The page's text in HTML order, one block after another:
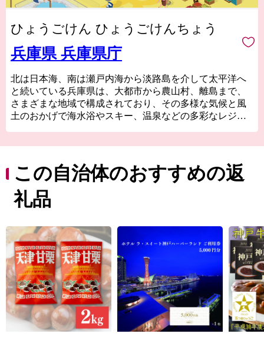
ひょうごけん ひょうごけんちょう
兵庫県 兵庫県庁
北は日本海、南は瀬戸内海から淡路島を介して太平洋へ
と続いている兵庫県は、大都市から農山村、離島まで、
さまざまな地域で構成されており、その多様な気候と風
土のおかげで海水浴やスキー、温泉などの多彩なレジャ
波、淡路という個性豊かな5つの地域から成る兵庫県。皆
様からの応援をお待ちしております。
この自治体のおすすめの返
礼品